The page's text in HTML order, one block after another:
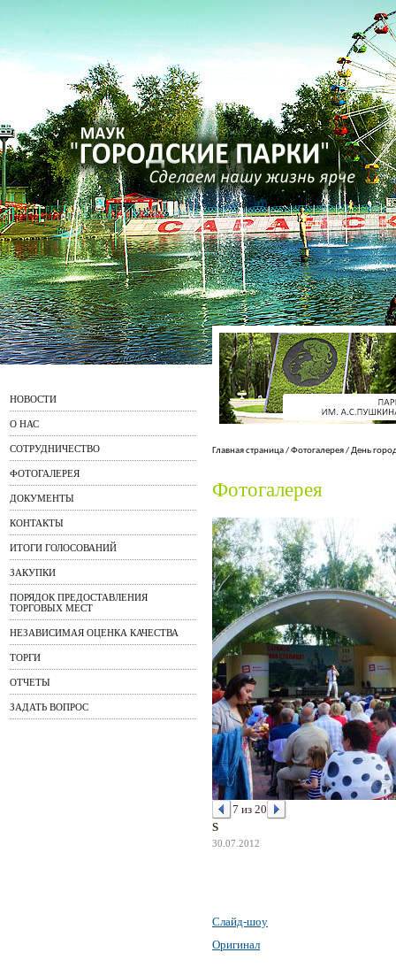
НОВОСТИ
О НАС
СОТРУДНИЧЕСТВО
ФОТОГАЛЕРЕЯ
ДОКУМЕНТЫ
КОНТАКТЫ
ИТОГИ ГОЛОСОВАНИЙ
ЗАКУПКИ
ПОРЯДОК ПРЕДОСТАВЛЕНИЯ
ТОРГОВЫХ МЕСТ
НЕЗАВИСИМАЯ ОЦЕНКА КАЧЕСТВА
ТОРГИ
ОТЧЕТЫ
ЗАДАТЬ ВОПРОС
Главная страница/Фотогалерея/День
Фотогалерея
7 из 20
S
30.07.2012
Слайд-шоу
Оригинал